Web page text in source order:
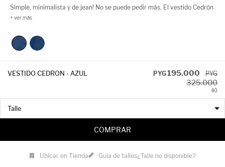
Simple, minimalista y de jean! No se puede pedir más. El vestido Cedrón
es corto, strapless y tiene costuras a contratono y un cierre a la vista
en invierno como en verano!
VESTIDO CEDRON - AZUL PYG195.000 PYG
325.000
40
COMPRAR
Ubicar en Tienda Guía de talles¿Talle no disponible?